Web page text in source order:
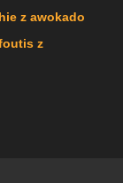
z awokado
z